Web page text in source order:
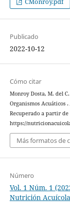
Publicado
2022-10-12
Cómo citar
Monroy Dosta, M. del
Organismos Acuáticos .
Recuperado a partir de
https://
Más formatos de
Número
Vol. 1 Núm. 1
Nutrición Acuícola